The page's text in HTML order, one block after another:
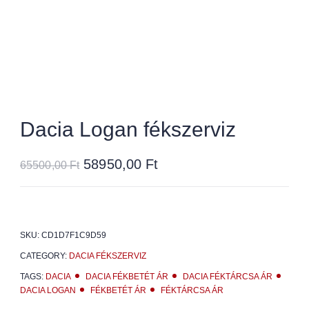
Dacia Logan fékszerviz
65500,00Ft 58950,00 Ft
SKU: CD1D7F1C9D59
CATEGORY: DACIA FÉKSZERVIZ
TAGS: DACIA DACIA FÉKBETÉT ÁR
DACIA FÉKTÁRCSA ÁR
DACIA LOGAN
FÉKBETÉT ÁR FÉKTÁRCSA ÁR